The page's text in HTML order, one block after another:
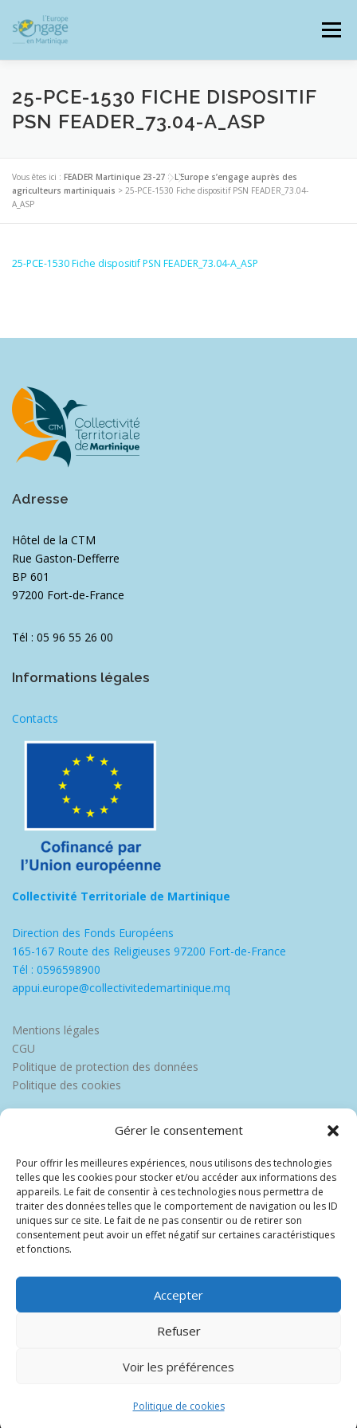
Gérer le consentement
Pour offrir les meilleures expériences, nous utilisons des technologies
telles que les cookies pour stocker et/ou accéder aux informations des
appareils. Le fait de consentir à ces technologies nous permettra de
traiter des données telles que le comportement de navigation ou les ID
uniques sur ce site. Le fait de ne pas consentir ou de retirer son
consentement peut avoir un effet négatif sur certaines caractéristiques
et fonctions.
Accepter
Refuser
Voir les préférences
Politique de cookies
contenu
Menu
JE SUIS BÉNÉFICIAIRE
RESSOURCES DOCUMENTAIRES ZOOM EUROPE
25-PCE-1530 FICHE DISPOSITIF
PSN FEADER_73.04-A_ASP
Vous êtes ici : FEADER Martinique 23-27 >L’Europe s’engage auprès des
agriculteurs martiniquais > 25-PCE-1530 Fiche dispositif PSN FEADER_73.04-
A_ASP
25-PCE-1530 Fiche dispositif PSN FEADER_73.04-A_ASP
Adresse
Hôtel de la CTM
Rue Gaston-Defferre
BP 601
97200 Fort-de-France
Tél : 05 96 55 26 00
Informations légales
Contacts
Collectivité Territoriale de Martinique
Direction des Fonds Européens
165-167 Route des Religieuses 97200 Fort-de-France
Tél : 0596598900
appui.europe@collectivitedemartinique.mq
Mentions légales
CGU
Politique de protection des données
Politique des cookies
Copyright © 2026 Europe Martinique